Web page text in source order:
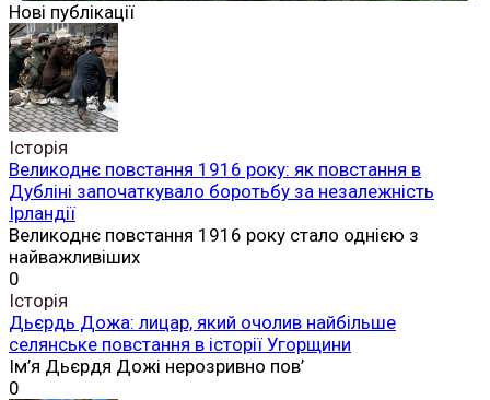
Нові публікації
Історія
Великоднє повстання 1916 року: як повстання в
Дубліні започаткувало боротьбу за незалежність
Ірландії
Великоднє повстання 1916 року стало однією з
найважливіших
0
Історія
Дьєрдь Дожа: лицар, який очолив найбільше
селянське повстання в історії Угорщини
Ім’я Дьєрдя Дожі нерозривно пов’
0